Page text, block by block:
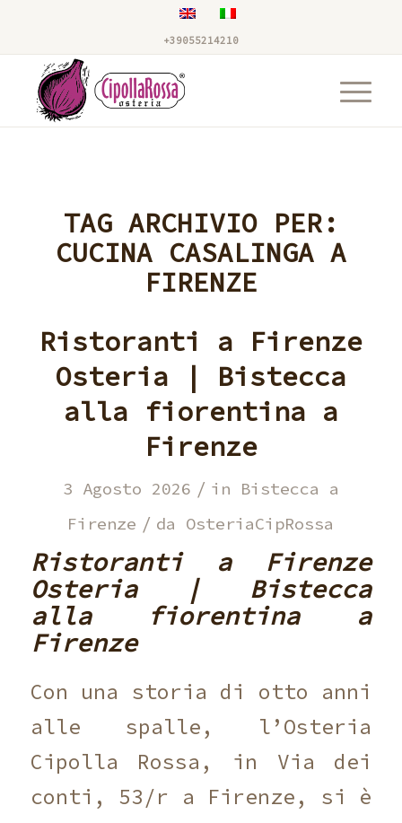
+39055214210
TAG ARCHIVIO PER:
CUCINA CASALINGA A
FIRENZE
Ristoranti a Firenze
Osteria | Bistecca
alla fiorentina a
Firenze
3 Agosto 2026 / in Bistecca a
Firenze / da OsteriaCipRossa
Ristoranti a Firenze
Osteria | Bistecca
alla fiorentina a
Firenze
Con una storia di otto anni
alle spalle, l’Osteria
Cipolla Rossa, in Via dei
conti, 53/r a Firenze, si è